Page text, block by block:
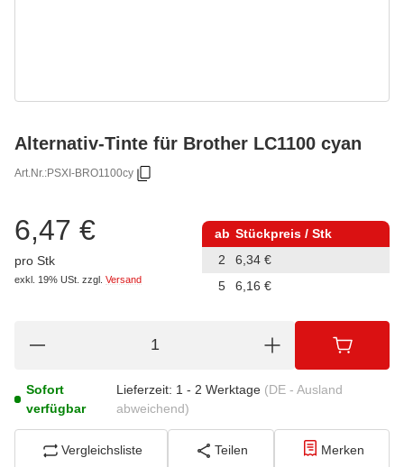
Alternativ-Tinte für Brother LC1100 cyan
Art.Nr.:PSXI-BRO1100cy
6,47 €
pro Stk
exkl. 19% USt. zzgl. Versand
ab Stückpreis / Stk
2
6,34 €
5
6,16 €
Sofort
verfügbar
Lieferzeit: 1 - 2 Werktage (DE - Ausland
abweichend)
Vergleichsliste Teilen Merken